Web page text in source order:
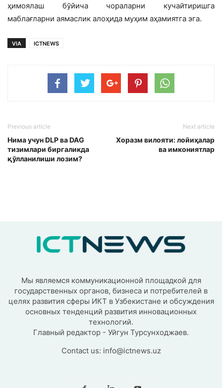
ҳимоялаш бўйича чораларни кучайтиришга
маблағларни аямаслик алоҳида муҳим аҳамиятга эга.
VIA ICTNEWS
Previous article
Нима учун DLP ва DAG
тизимлари биргаликда
қўлланилиши лозим?
Next article
Хоразм вилояти: лойиҳалар
ва имкониятлар
Мы являемся коммуникационной площадкой для
государственных органов, бизнеса и потребителей в
целях развития сферы ИКТ в Узбекистане и обсуждения
основных тенденций развития инновационных
технологий.
Главный редактор - Уйгун Турсунходжаев.
Contact us: info@ictnews.uz